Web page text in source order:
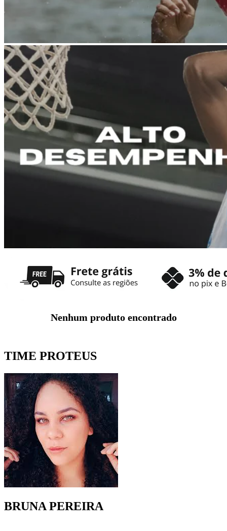
Nenhum produto encontrado
TIME PROTEUS
BRUNA PEREIRA